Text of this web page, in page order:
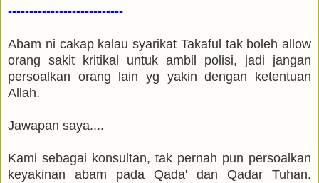
---------------------------
Abam ni cakap kalau syarikat Takaful tak boleh allow
orang sakit kritikal untuk ambil polisi, jadi jangan
persoalkan orang lain yg yakin dengan ketentuan
Allah.
Jawapan saya....
Kami sebagai konsultan, tak pernah pun persoalkan
keyakinan abam pada Qada' dan Qadar Tuhan.